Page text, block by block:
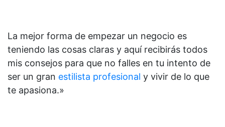
La mejor forma de empezar un negocio es
teniendo las cosas claras y aquí recibirás todos
mis consejos para que no falles en tu intento de
ser un gran estilista profesional y vivir de lo que
te apasiona.»